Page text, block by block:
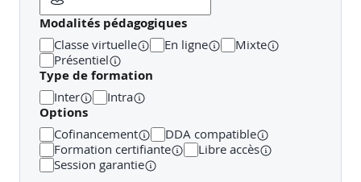
La conduite du changement organisationnel,
technique et culturel
Comment favoriser l’innovation ?
Définition du DevOps
La genèse de la culture DevOps
- Automatisation et partage
Modalités pédagogiques
Classe virtuelle En ligne
Mixte
Présentiel
Type de formation
Inter Intra
Options
Cofinancement
DDA compatible
Formation certifiante
Libre accès
Session garantie